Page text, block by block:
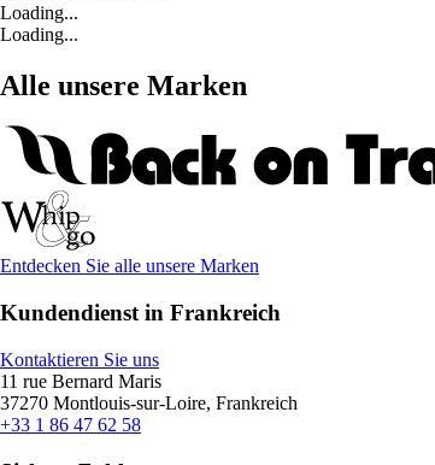
Loading...
Loading...
Alle unsere Marken
Entdecken Sie alle unsere Marken
Kundendienst in Frankreich
Kontaktieren Sie uns
11 rue Bernard Maris
37270 Montlouis-sur-Loire, Frankreich
+33 1 86 47 62 58